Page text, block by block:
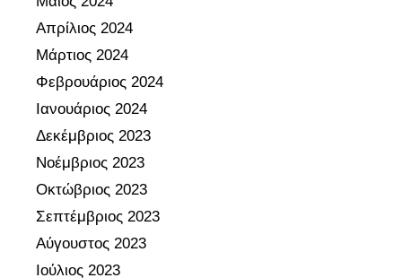
Απρίλιος 2024
Μάρτιος 2024
Φεβρουάριος 2024
Ιανουάριος 2024
Δεκέμβριος 2023
Νοέμβριος 2023
Οκτώβριος 2023
Σεπτέμβριος 2023
Αύγουστος 2023
Ιούλιος 2023